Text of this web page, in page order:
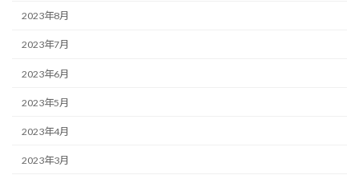
2023年8月
2023年7月
2023年6月
2023年5月
2023年4月
2023年3月